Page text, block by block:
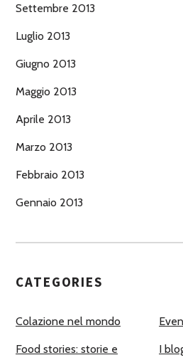
Settembre 2013
Luglio 2013
Giugno 2013
Maggio 2013
Aprile 2013
Marzo 2013
Febbraio 2013
Gennaio 2013
CATEGORIES
Colazione nel mondo
Food stories: storie e
I